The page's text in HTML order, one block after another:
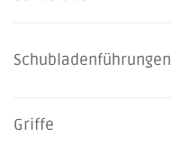
Schubladenführungen
Griffe